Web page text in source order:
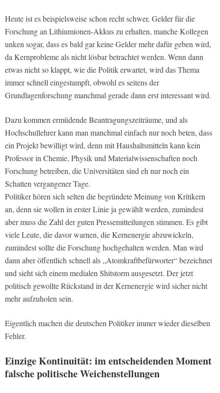
Heute ist es beispielsweise schon recht schwer, Gelder für die
Forschung an Lithiumionen-Akkus zu erhalten, manche Kollegen
unken sogar, dass es bald gar keine Gelder mehr dafür geben wird,
da Kernprobleme als nicht lösbar betrachtet werden. Wenn dann
etwas nicht so klappt, wie die Politik erwartet, wird das Thema
immer schnell eingestampft, obwohl es seitens der
Grundlagenforschung manchmal gerade dann erst interessant wird.
Dazu kommen ermüdende Beantragungszeiträume, und als
Hochschullehrer kann man manchmal einfach nur noch beten, dass
ein Projekt bewilligt wird, denn mit Haushaltsmitteln kann kein
Professor in Chemie, Physik und Materialwissenschaften noch
Forschung betreiben, die Universitäten sind eh nur noch ein
Schatten vergangener Tage.
Politiker hören sich selten die begründete Meinung von Kritikern
an, denn sie wollen in erster Linie ja gewählt werden, zumindest
aber muss die Zahl der guten Pressemitteilungen stimmen. Es gibt
viele Leute, die davor warnen, die Kernenergie abzuwickeln,
zumindest sollte die Forschung hochgehalten werden. Man wird
dann aber öffentlich schnell als „Atomkraftbefürworter“ bezeichnet
und sieht sich einem medialen Shitstorm ausgesetzt. Der jetzt
politisch gewollte Rückstand in der Kernenergie wird sicher nicht
mehr aufzuholen sein.
Eigentlich machen die deutschen Politiker immer wieder dieselben
Fehler.
Einzige Kontinuität: im entscheidenden Moment
falsche politische Weichenstellungen